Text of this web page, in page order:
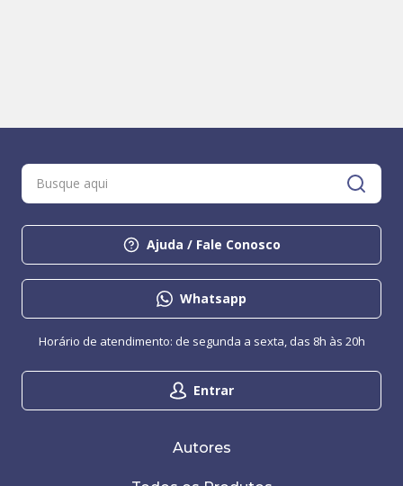
Ajuda / Fale Conosco
Whatsapp
Entrar
Horário de atendimento: de segunda a sexta, das 8h às 20h
Autores